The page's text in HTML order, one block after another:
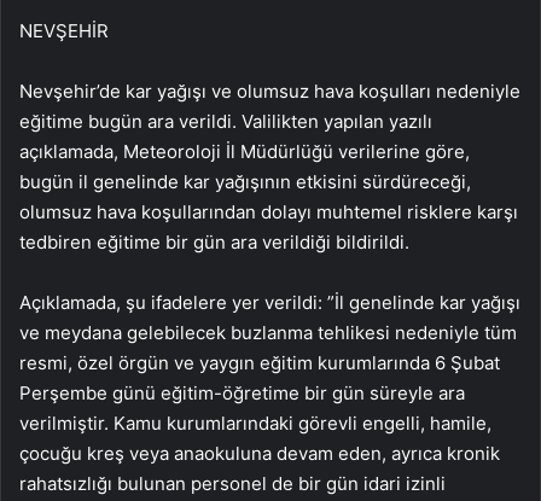
NEVŞEHİR
Nevşehir’de kar yağışı ve olumsuz hava koşulları nedeniyle
eğitime bugün ara verildi. Valilikten yapılan yazılı
açıklamada, Meteoroloji İl Müdürlüğü verilerine göre,
bugün il genelinde kar yağışının etkisini sürdüreceği,
olumsuz hava koşullarından dolayı muhtemel risklere karşı
tedbiren eğitime bir gün ara verildiği bildirildi.
Açıklamada, şu ifadelere yer verildi: ​​​​​​​”İl genelinde kar yağışı
ve meydana gelebilecek buzlanma tehlikesi nedeniyle tüm
resmi, özel örgün ve yaygın eğitim kurumlarında 6 Şubat
Perşembe günü eğitim-öğretime bir gün süreyle ara
verilmiştir. Kamu kurumlarındaki görevli engelli, hamile,
çocuğu kreş veya anaokuluna devam eden, ayrıca kronik
rahatsızlığı bulunan personel de bir gün idari izinli